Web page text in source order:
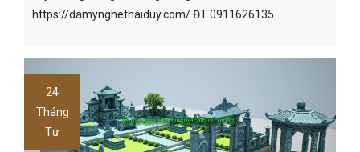
https://damynghethaiduy.com/ ĐT 0911626135 ...
24
Tháng
Tư